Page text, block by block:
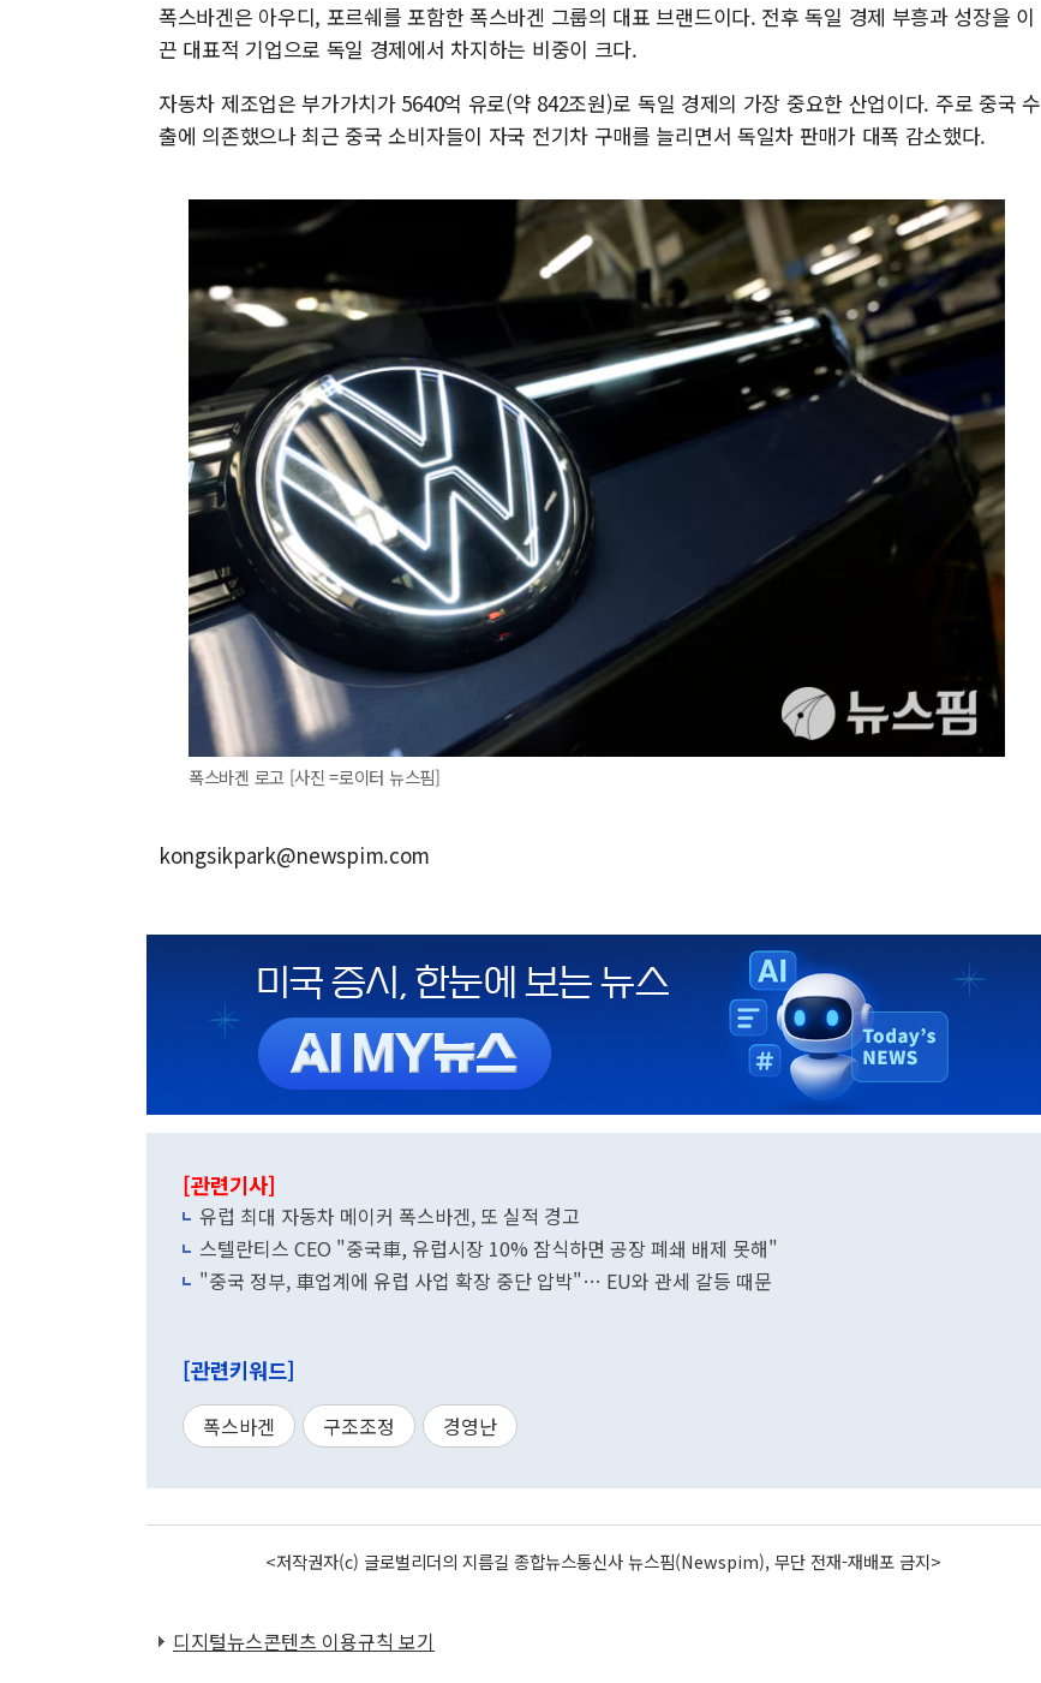
폭스바겐은 아우디, 포르쉐를 포함한 폭스바겐 그룹의 대표 브랜드이다. 전후 독일 경제 부흥과 성장을 이
끈 대표적 기업으로 독일 경제에서 차지하는 비중이 크다.
자동차 제조업은 부가가치가 5640억 유로(약 842조원)로 독일 경제의 가장 중요한 산업이다. 주로 중국 수
출에 의존했으나 최근 중국 소비자들이 자국 전기차 구매를 늘리면서 독일차 판매가 대폭 감소했다.
폭스바겐 로고 [사진 =로이터 뉴스핌]
kongsikpark@newspim.com
[관련기사]
유럽 최대 자동차 메이커 폭스바겐, 또 실적 경고
스텔란티스 CEO "중국車, 유럽시장 10% 잠식하면 공장 폐쇄 배제 못해"
"중국 정부, 車업계에 유럽 사업 확장 중단 압박"… EU와 관세 갈등 때문
[관련키워드]
폭스바겐 구조조정 경영난
<저작권자(c) 글로벌리더의 지름길 종합뉴스통신사 뉴스핌(Newspim), 무단 전재-재배포 금지>
디지털뉴스콘텐츠 이용규칙 보기